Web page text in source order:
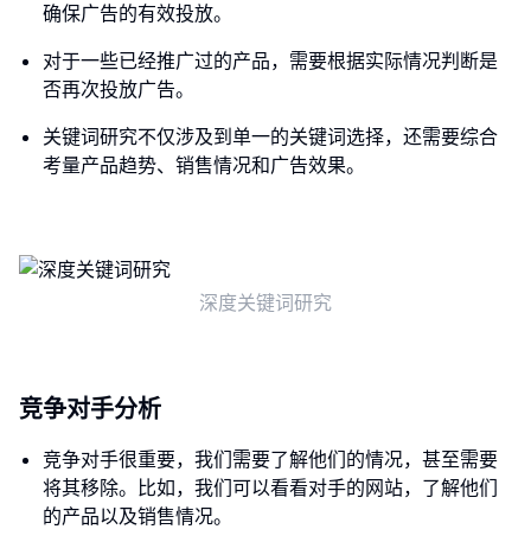
确保广告的有效投放。
对于一些已经推广过的产品，需要根据实际情况判断是
否再次投放广告。
关键词研究不仅涉及到单一的关键词选择，还需要综合
考量产品趋势、销售情况和广告效果。
深度关键词研究
竞争对手分析
竞争对手很重要，我们需要了解他们的情况，甚至需要
将其移除。比如，我们可以看看对手的网站，了解他们
的产品以及销售情况。